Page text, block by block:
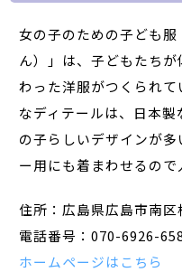
女の子のための子ども
ん）」は、子どもたち
わった洋服がつくられ
なディテールは、日本
の子らしいデザインが
ー用にも着まわせるので
住所：広島県広島市南
電話番号：070-6926-
ホームページはこちら